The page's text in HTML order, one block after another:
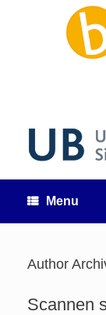
Menu
Author
Scannen